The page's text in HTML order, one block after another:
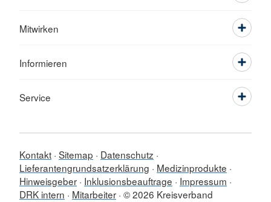
Mitwirken
Informieren
Service
Kontakt Sitemap
Datenschutz
Lieferantengrundsatzerklärung
Medizinprodukte
Hinweisgeber Inklusionsbeauftrage
Impressum
DRK intern
Mitarbeiter © 2026 Kreisverband